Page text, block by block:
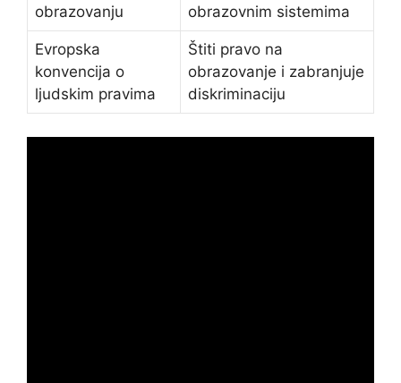
obrazovanju
obrazovnim sistemima
Evropska
konvencija o
ljudskim pravima
Štiti pravo na
obrazovanje i zabranjuje
diskriminaciju